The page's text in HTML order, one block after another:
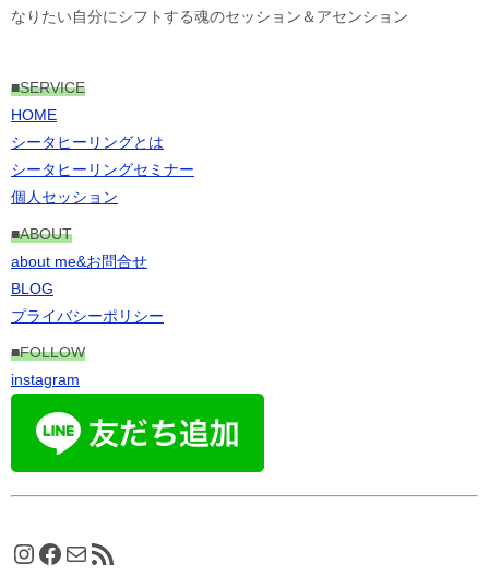
なりたい自分にシフトする魂のセッション＆アセンション
■SERVICE
HOME
シータヒーリングとは
シータヒーリングセミナー
個人セッション
■ABOUT
about me&お問合せ
BLOG
プライバシーポリシー
■FOLLOW
instagram
Instagram
Facebook
メールRSS フィード